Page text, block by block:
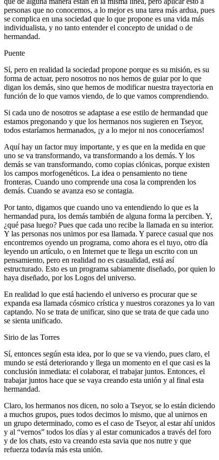
personas que no conocemos, a lo mejor es una tarea más ardua, pues
se complica en una sociedad que lo que propone es una vida más
individualista, y no tanto entender el concepto de unidad o de
hermandad.
Puente
Sí, pero en realidad la sociedad propone porque es su misión, es su
forma de actuar, pero nosotros no nos hemos de guiar por lo que
digan los demás, sino que hemos de modificar nuestra trayectoria en
función de lo que vamos viendo, de lo que vamos comprendiendo.
Si cada uno de nosotros se adaptase a ese estilo de hermandad que
estamos pregonando y que los hermanos nos sugieren en Tseyor,
todos estaríamos hermanados, ¡y a lo mejor ni nos conoceríamos!
Aquí hay un factor muy importante, y es que en la medida en que
uno se va transformando, va transformando a los demás. Y los
demás se van transformando, como copias clónicas, porque existen
los campos morfogenéticos. La idea o pensamiento no tiene
fronteras. Cuando uno comprende una cosa la comprenden los
demás. Cuando se avanza eso se contagia.
Por tanto, digamos que cuando uno va entendiendo lo que es la
hermandad pura, los demás también de alguna forma la perciben. Y,
¿qué pasa luego? Pues que cada uno recibe la llamada en su interior.
Y las personas nos unimos por esa llamada. Y parece casual que nos
encontremos oyendo un programa, como ahora es el tuyo, otro día
leyendo un artículo, o en Internet que te llega un escrito con un
pensamiento, pero en realidad no es casualidad, está así
estructurado. Esto es un programa sabiamente diseñado, por quien lo
haya diseñado, por los Logos del universo.
En realidad lo que está haciendo el universo es procurar que se
expanda esa llamada cósmico crística y nuestros corazones ya lo van
captando. No se trata de unificar, sino que se trata de que cada uno
se sienta unificado.
Sirio de las Torres
Sí, entonces según esta idea, por lo que se va viendo, pues claro, el
mundo se está deteriorando y llega un momento en el que casi es la
conclusión inmediata: el colaborar, el trabajar juntos. Entonces, el
trabajar juntos hace que se vaya creando esta unión y al final esta
hermandad.
Claro, los hermanos nos dicen, no solo a Tseyor, se lo están diciendo
a muchos grupos, pues todos decimos lo mismo, que al unirnos en
un grupo determinado, como es el caso de Tseyor, al estar ahí unidos
y al “vernos” todos los días y al estar comunicados a través del foro
y de los chats, esto va creando esta savia que nos nutre y que
refuerza todavía más esta unión.